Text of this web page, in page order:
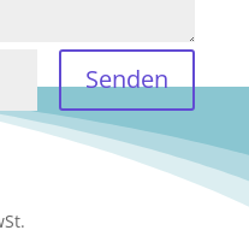
Senden